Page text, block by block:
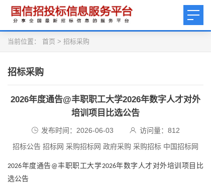
当前位置： 首页 > 招标采购
招标采购
2026年度通告@丰职职工大学2026年数字人才对外
培训项目比选公告
发布时间：2026-06-03 访问量： 812
招标公告 招标网 采购招标网 政府采购 采购招标 中国招标网
2026年度通告@丰职职工大学2026年数字人才对外培训项目比
选公告